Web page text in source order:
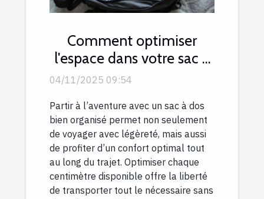
Comment optimiser
l'espace dans votre sac à
dos de voyage ?
04/11/2025 09:54
Partir à l’aventure avec un sac à dos
bien organisé permet non seulement
de voyager avec légèreté, mais aussi
de profiter d’un confort optimal tout
au long du trajet. Optimiser chaque
centimètre disponible offre la liberté
de transporter tout le nécessaire sans